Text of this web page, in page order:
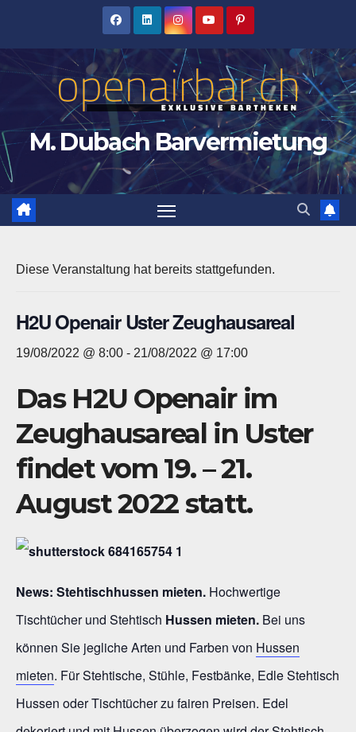
M. Dubach Barvermietung
Diese Veranstaltung hat bereits stattgefunden.
H2U Openair Uster Zeughausareal
19/08/2022 @ 8:00 - 21/08/2022 @ 17:00
DasH2U Openair im
Zeughausareal in Uster
findet vom 19. – 21.
August 2022 statt.
News: Stehtischhussen mieten. Hochwertige
Tischtücher und Stehtisch Hussen mieten. Bei uns
können Sie jegliche Arten und Farben von Hussen
mieten. Für Stehtische, Stühle, Festbänke, Edle Stehtisch
Hussen oder Tischtücher zu fairen Preisen. Edel